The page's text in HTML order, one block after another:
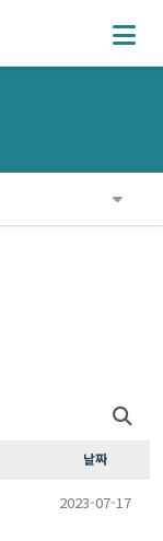
날짜
2023-07-17